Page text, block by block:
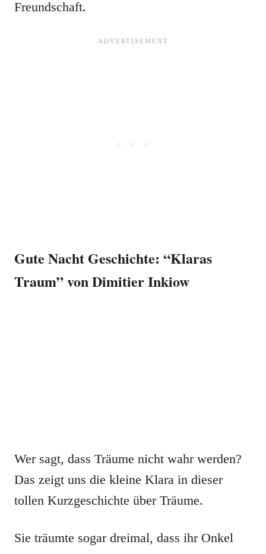
Freundschaft.
Gute Nacht Geschichte: “Klaras
Traum” von Dimitier Inkiow
Wer sagt, dass Träume nicht wahr werden?
Das zeigt uns die kleine Klara in dieser
tollen Kurzgeschichte über Träume.
Sie träumte sogar dreimal, dass ihr Onkel